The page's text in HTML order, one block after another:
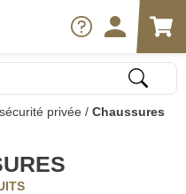
privée / Chaussures